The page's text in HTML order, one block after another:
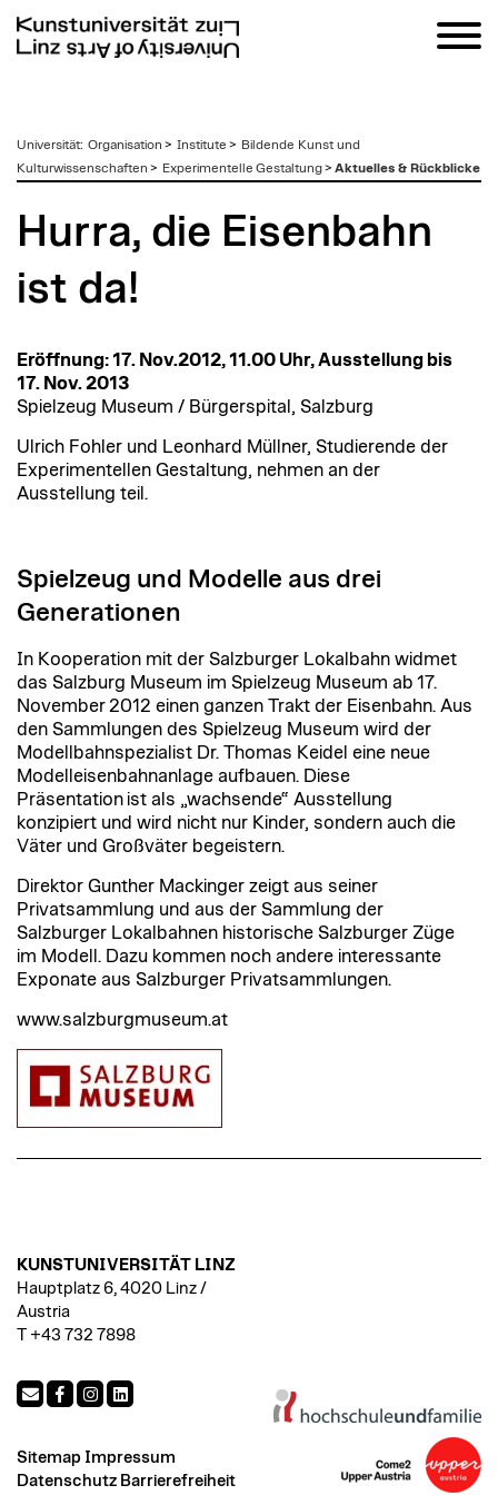
zum
Inhalt
Universität: Organisation > Institute > Bildende Kunst und
Kulturwissenschaften > Experimentelle Gestaltung> Aktuelles & Rückblicke
Hurra, die Eisenbahn
ist da!
Eröffnung: 17. Nov.2012, 11.00 Uhr, Ausstellung bis
17. Nov. 2013
Spielzeug Museum / Bürgerspital, Salzburg
Ulrich Fohler und Leonhard Müllner, Studierende der
Experimentellen Gestaltung, nehmen an der
Ausstellung teil.
Spielzeug und Modelle aus drei
Generationen
In Kooperation mit der Salzburger Lokalbahn widmet
das Salzburg Museum im Spielzeug Museum ab 17.
November 2012 einen ganzen Trakt der Eisenbahn. Aus
den Sammlungen des Spielzeug Museum wird der
Modellbahnspezialist Dr. Thomas Keidel eine neue
Modelleisenbahnanlage aufbauen. Diese
Präsentation ist als „wachsende“ Ausstellung
konzipiert und wird nicht nur Kinder, sondern auch die
Väter und Großväter begeistern.
Direktor Gunther Mackinger zeigt aus seiner
Privatsammlung und aus der Sammlung der
Salzburger Lokalbahnen historische Salzburger Züge
im Modell. Dazu kommen noch andere interessante
Exponate aus Salzburger Privatsammlungen.
www.salzburgmuseum.at
KUNSTUNIVERSITÄT LINZ
Hauptplatz 6, 4020 Linz /
Austria
T +43 732 7898
Sitemap Impressum
Datenschutz Barrierefreiheit